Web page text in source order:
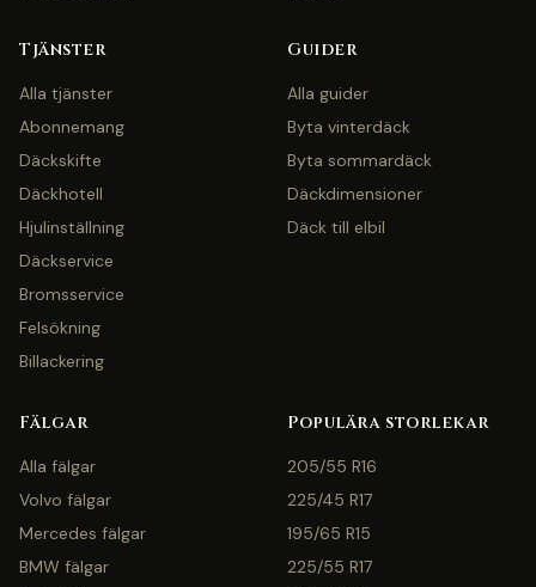
Tjänster
Alla tjänster
Abonnemang
Däckskifte
Däckhotell
Hjulinställning
Däckservice
Bromsservice
Felsökning
Billackering
Guider
Alla guider
Byta vinterdäck
Byta sommardäck
Däckdimensioner
Däck till elbil
Fälgar
Alla fälgar
Volvo fälgar
Mercedes fälgar
BMW fälgar
Populära storlekar
205/55 R16
225/45 R17
195/65 R15
225/55 R17